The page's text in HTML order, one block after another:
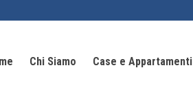
Chi Siamo Case e Appartamenti